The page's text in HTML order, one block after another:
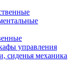
управления
сиденья механика